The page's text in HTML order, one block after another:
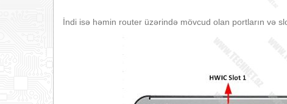
İndi isə həmin router üzərində mövcud olan portların və